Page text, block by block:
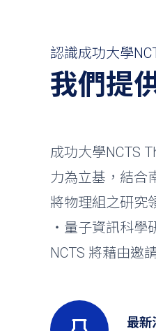
認識成功大學
我們提
成功大學NCTS
力為立基，結合
將物理組之研究
・量子資訊科學
NCTS 將藉由邀
最新